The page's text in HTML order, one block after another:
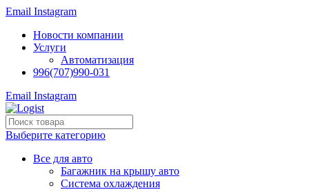
Email Instagram
Новости компании
Услуги
Автоматизация
996(707)990-031
Email Instagram
Выберите категорию
Все для авто
Багажник на крышу авто
Система охлаждения